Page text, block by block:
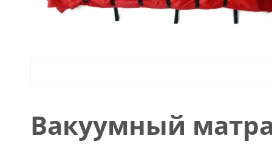
Вакуумный